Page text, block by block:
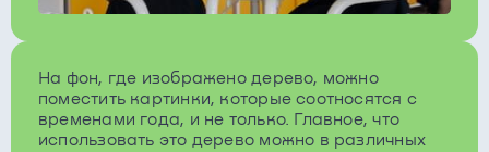
На фон, где изображено дерево, можно
поместить картинки, которые соотносятся с
временами года, и не только. Главное, что
использовать это дерево можно в различных